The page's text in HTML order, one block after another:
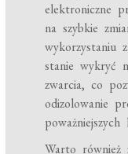
elektroniczne
na szybkie
wykorzystaniu
stanie wykryć
zwarcia, co
odizolowanie
poważniejszych
Warto również